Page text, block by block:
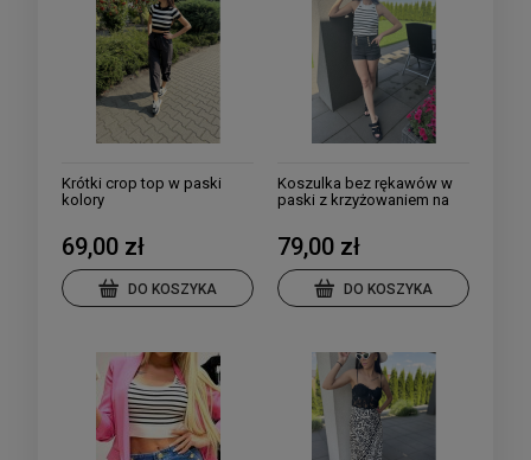
Krótki crop top w paski
kolory
69,00 zł
DO KOSZYKA
Koszulka bez rękawów w
paski z krzyżowaniem na
79,00 zł
DO KOSZYKA